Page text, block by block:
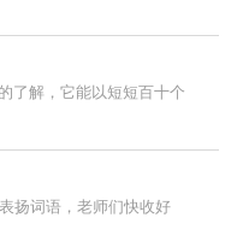
了解，它能以短短百十个
扬词语，老师们快收好